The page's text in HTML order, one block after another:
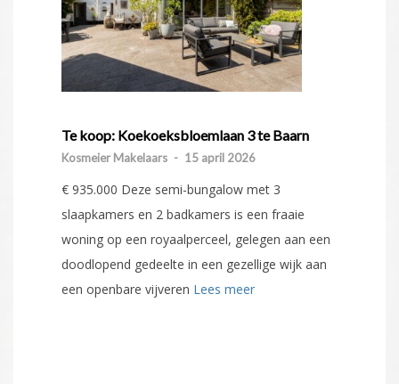
Te koop: Koekoeksbloemlaan 3 te Baarn
Kosmeier Makelaars - 15 april 2026
€ 935.000 Deze semi-bungalow met 3
slaapkamers en 2 badkamers is een fraaie
woning op een royaalperceel, gelegen aan een
doodlopend gedeelte in een gezellige wijk aan
een openbare vijveren Lees meer